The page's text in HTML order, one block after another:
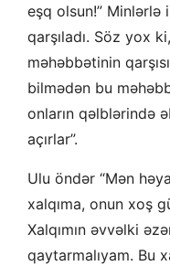
eşq olsun!” Minlərlə
qarşıladı. Söz yox
məhəbbətinin
bilmədən bu
onların qəlblərində
açırlar”.
Ulu öndər “Mən
xalqıma, onun xoş
Xalqımın əvvəlki
qaytarmalıyam. Bu